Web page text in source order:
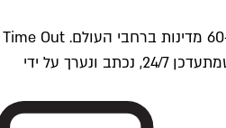
Time Outתל אביב הוא חלק מרשת Time Out Global — רשת מדיה בינלאומית הפועלת ב-360 ערים מרכזיות וב-60 מדינות ברחבי העולם. Time Out
הוא אחד ממקורות התוכן המקיפים והאמינים ביותר בתחומי התרבות, הקולינריה, הבילוי ותיירות עירונית. התוכן, שמתעדכן 24/7, נכתב ונערך על ידי